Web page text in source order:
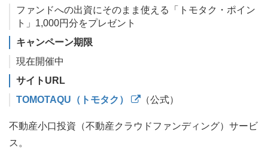
ファンドへの出資にそのまま使える「トモタク・ポイン
ト」1,000円分をプレゼント
キャンペーン期限
現在開催中
サイトURL
TOMOTAQU（トモタク）
（公式）
不動産小口投資（不動産クラウドファンディング）サービ
ス。